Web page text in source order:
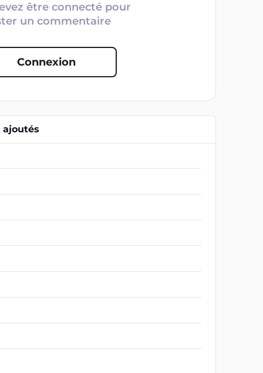
être connecté pour
un commentaire
Connexion
ajoutés